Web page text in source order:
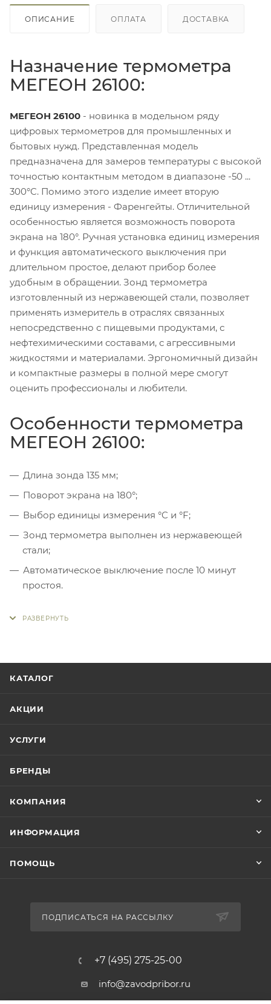
ОПИСАНИЕ ОПЛАТА ДОСТАВКА
Назначение термометра
МЕГЕОН 26100:
МЕГЕОН 26100 - новинка в модельном ряду
цифровых термометров для промышленных и
бытовых нужд. Представленная модель
предназначена для замеров температуры с высокой
точностью контактным методом в диапазоне -50 ...
300°C. Помимо этого изделие имеет вторую
единицу измерения - Фаренгейты. Отличительной
особенностью является возможность поворота
экрана на 180°. Ручная установка единиц измерения
и функция автоматического выключения при
длительном простое, делают прибор более
удобным в обращении. Зонд термометра
изготовленный из нержавеющей стали, позволяет
применять измеритель в отраслях связанных
непосредственно с пищевыми продуктами, с
нефтехимическими составами, с агрессивными
жидкостями и материалами. Эргономичный дизайн
и компактные размеры в полной мере смогут
оценить профессионалы и любители.
Особенности термометра
МЕГЕОН 26100:
Длина зонда 135 мм;
Поворот экрана на 180°;
Выбор единицы измерения °C и °F;
Зонд термометра выполнен из нержавеющей
стали;
Автоматическое выключение после 10 минут
простоя.
КАТАЛОГ
АКЦИИ
УСЛУГИ
БРЕНДЫ
КОМПАНИЯ
ИНФОРМАЦИЯ
ПОМОЩЬ
ПОДПИСАТЬСЯ НА РАССЫЛКУ
+7 (495) 275-25-00
info@zavodpribor.ru